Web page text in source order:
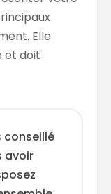
Elle
et doit
conseillé
avoir